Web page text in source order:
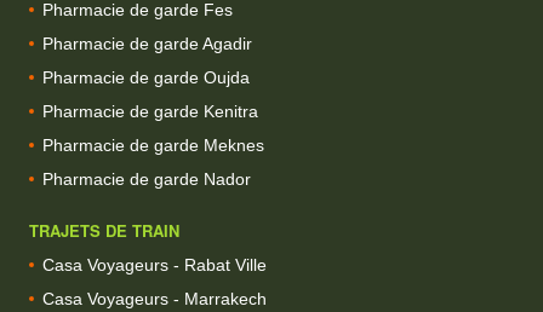
Pharmacie de garde Fes
Pharmacie de garde Agadir
Pharmacie de garde Oujda
Pharmacie de garde Kenitra
Pharmacie de garde Meknes
Pharmacie de garde Nador
TRAJETS DE TRAIN
Casa Voyageurs - Rabat Ville
Casa Voyageurs - Marrakech